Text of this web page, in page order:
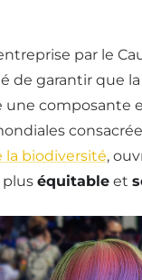
par le
de garantir que la
une composante
la biodiversité,
plus équitable et